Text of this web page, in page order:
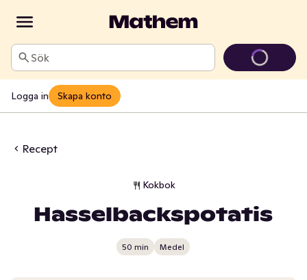
Sök
Logga in Skapa konto
Recept
Kokbok
Hasselbackspotatis
50 min Medel